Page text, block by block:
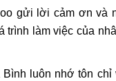
gửi lời cảm ơn và
trình làm việc của
luôn nhớ tôn